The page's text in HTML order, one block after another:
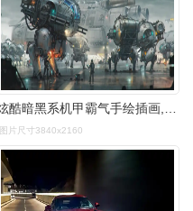
炫酷暗黑系机甲霸气手绘插画,艺术壁纸-回车桌面
图片尺寸3840x2160